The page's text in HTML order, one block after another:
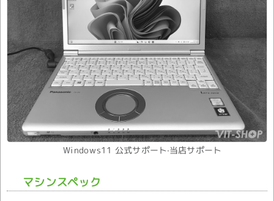
Windows11 公式サポート·当店サポート
マシンスペック